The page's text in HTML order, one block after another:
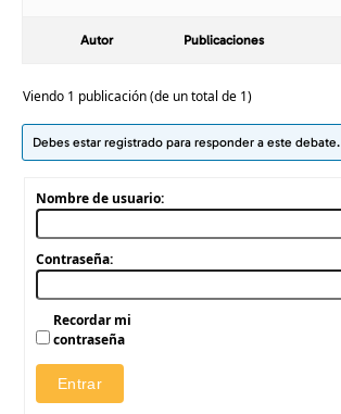
Autor Publicaciones
Viendo 1 publicación (de un total de 1)
Debes estar registrado para responder a este debate.
Nombre de usuario:
Contraseña:
Recordar mi
contraseña
Entrar